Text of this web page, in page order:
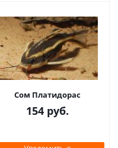
Сом Платидорас
154 руб.